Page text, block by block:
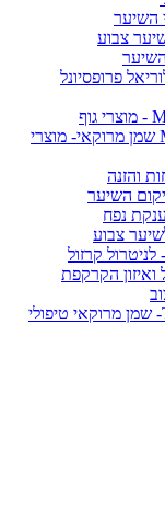
- MOROCCANOIL HAIR שמן מרוקאי- מוצרי